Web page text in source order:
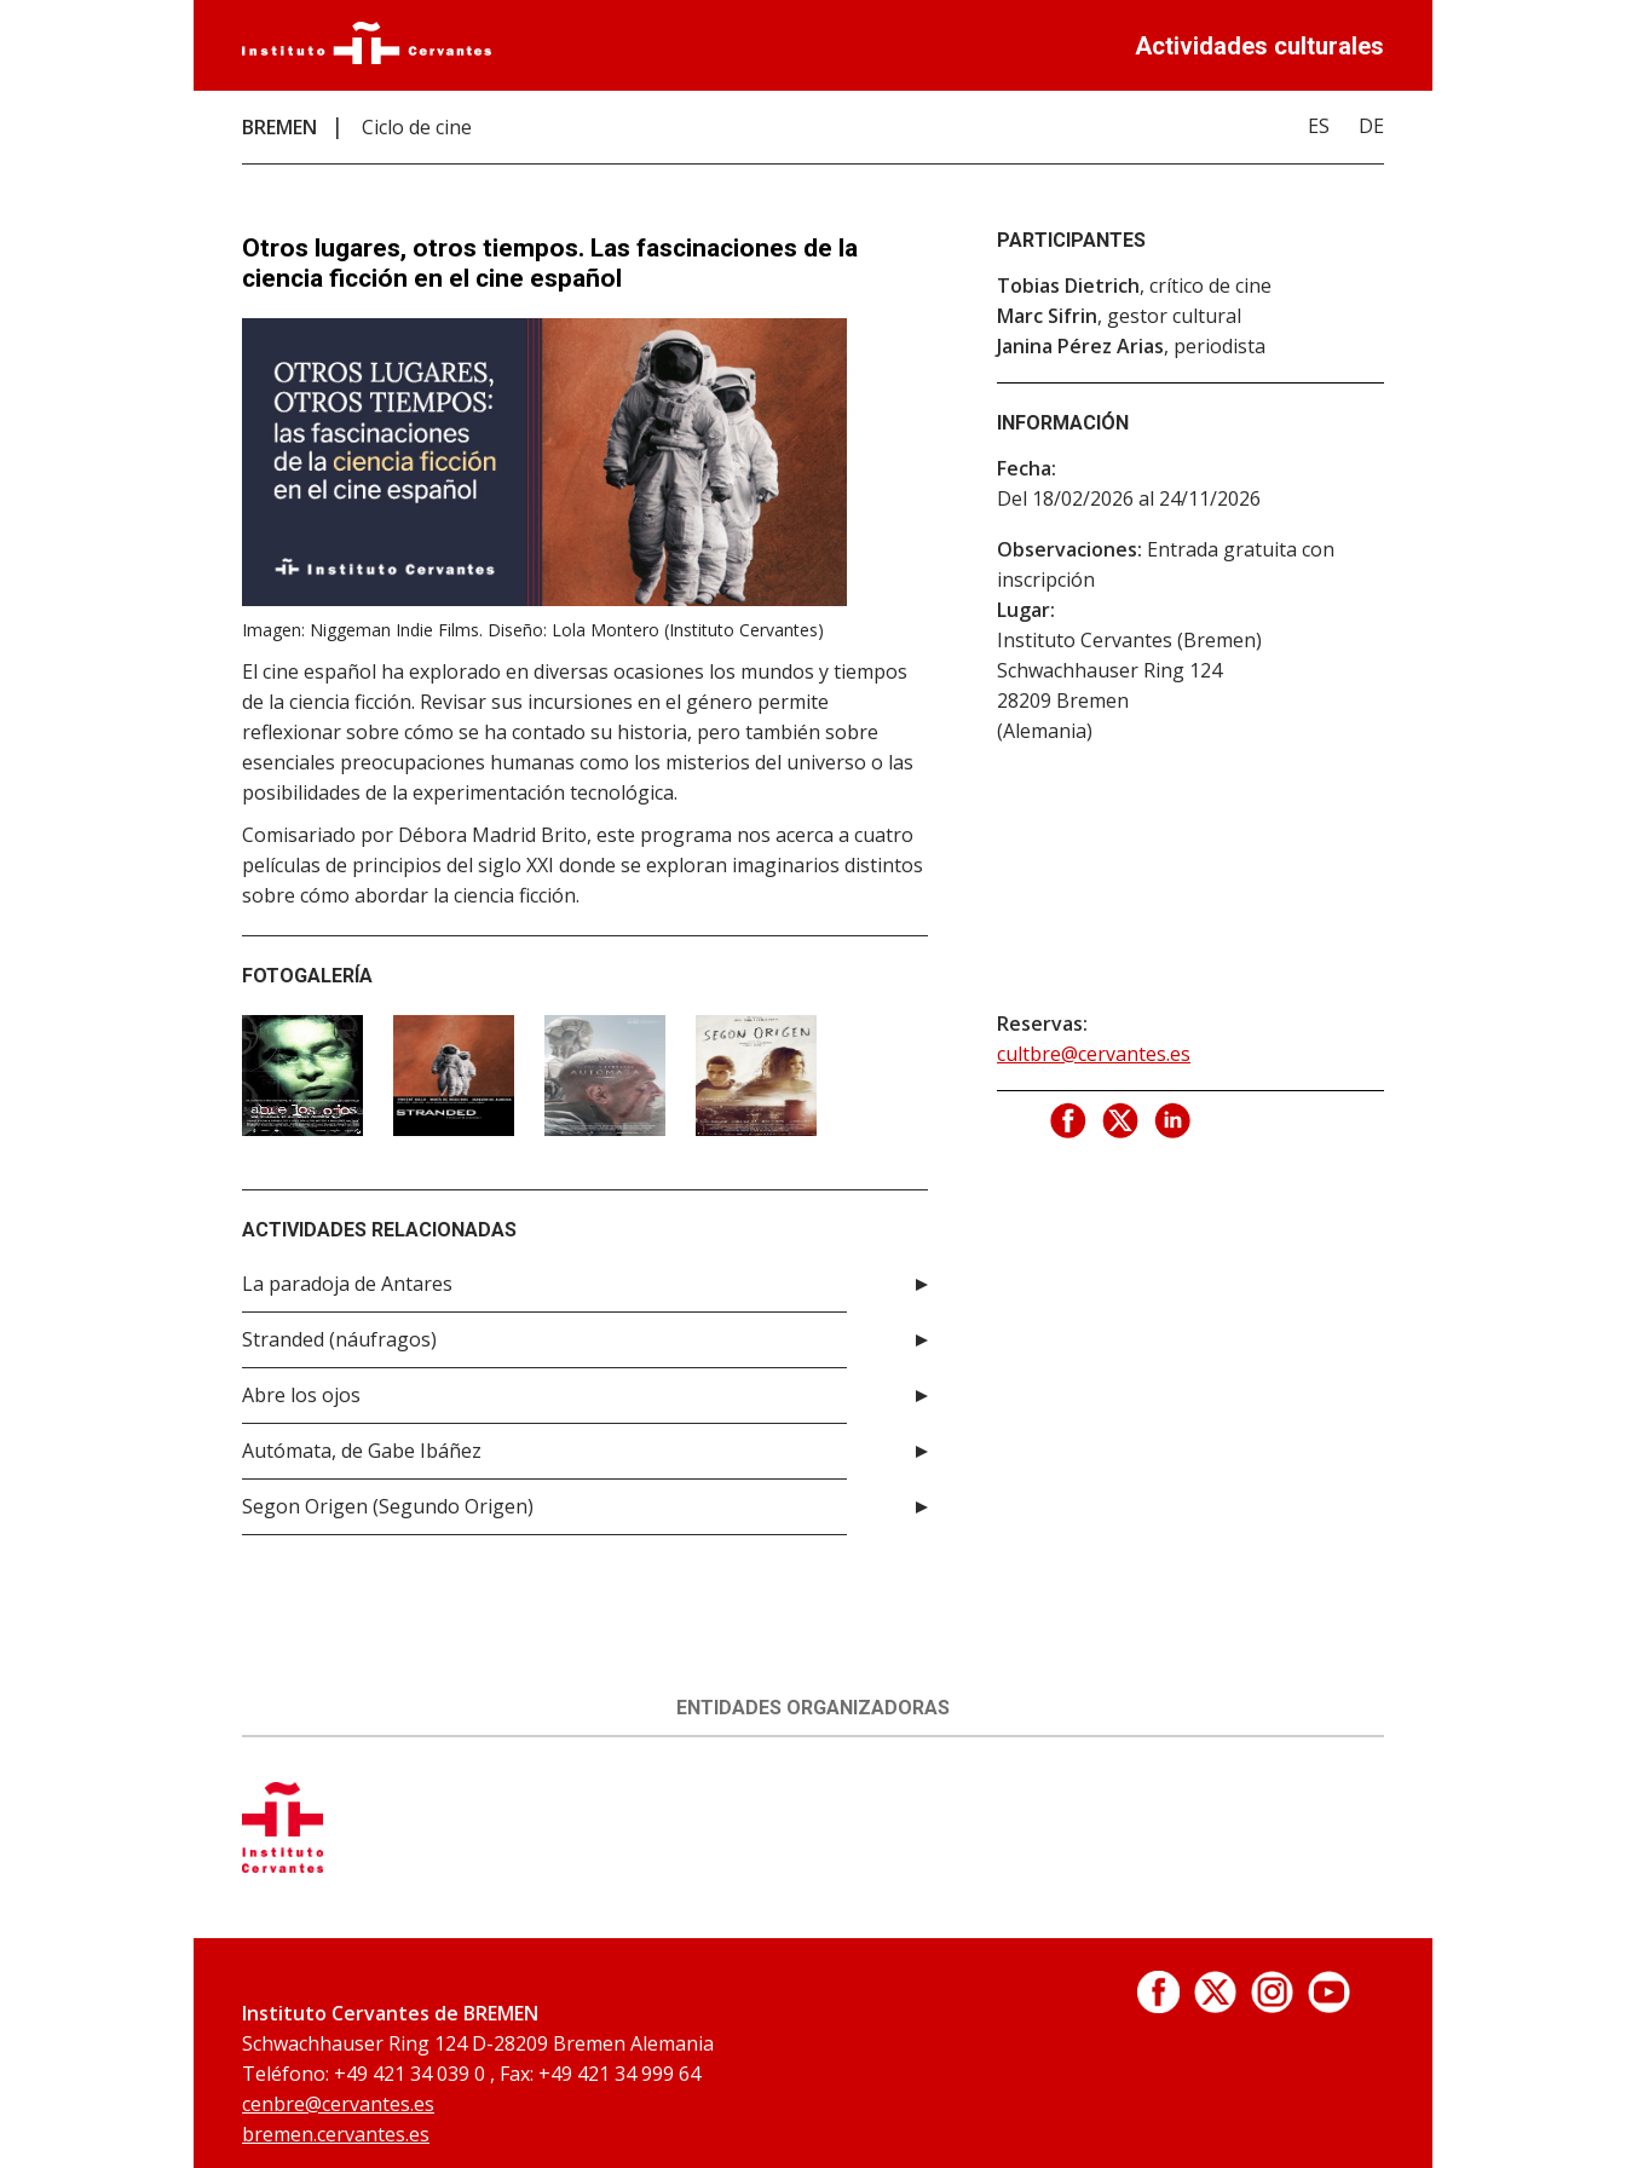
Actividades culturales
BREMEN Ciclo de cine ES DE
Otros lugares, otros tiempos. Las fascinaciones de la
ciencia ficción en el cine español
Imagen: Niggeman Indie Films. Diseño: Lola Montero (Instituto Cervantes)
El cine español ha explorado en diversas ocasiones los mundos y tiempos
de la ciencia ficción. Revisar sus incursiones en el género permite
reflexionar sobre cómo se ha contado su historia, pero también sobre
esenciales preocupaciones humanas como los misterios del universo o las
posibilidades de la experimentación tecnológica.
Comisariado por Débora Madrid Brito, este programa nos acerca a cuatro
películas de principios del siglo XXI donde se exploran imaginarios distintos
sobre cómo abordar la ciencia ficción.
FOTOGALERÍA
ACTIVIDADES RELACIONADAS
La paradoja de Antares
Stranded (náufragos)
Abre los ojos
Autómata, de Gabe Ibáñez
Segon Origen (Segundo Origen)
PARTICIPANTES
Tobias Dietrich, crítico de cine
Marc Sifrin, gestor cultural
Janina Pérez Arias, periodista
INFORMACIÓN
Fecha:
Del 18/02/2026 al 24/11/2026
Observaciones: Entrada gratuita con
inscripción
Lugar:
Instituto Cervantes (Bremen)
Schwachhauser Ring 124
28209 Bremen
(Alemania)
Reservas:
cultbre@cervantes.es
ENTIDADES ORGANIZADORAS
Instituto Cervantes de BREMEN
Schwachhauser Ring 124 D-28209 Bremen Alemania
Teléfono: +49 421 34 039 0 , Fax: +49 421 34 999 64
cenbre@cervantes.es
bremen.cervantes.es